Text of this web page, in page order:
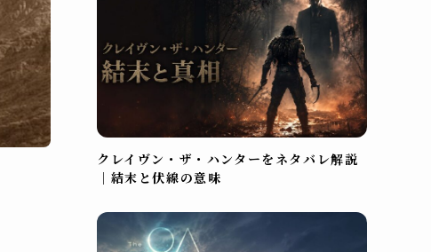
クレイヴン・ザ・ハンターをネタバレ解説
｜結末と伏線の意味